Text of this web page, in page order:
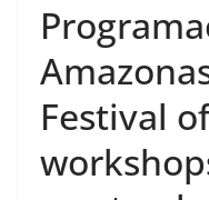
Festival